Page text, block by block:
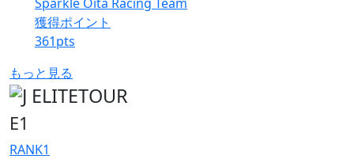
獲得ポイント
361pts
もっと見る
E1
RANK1